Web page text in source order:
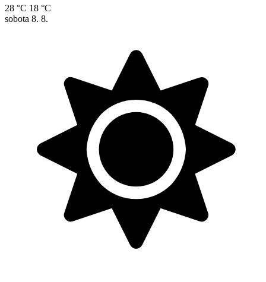
28 °C 18 °C
sobota 8. 8.